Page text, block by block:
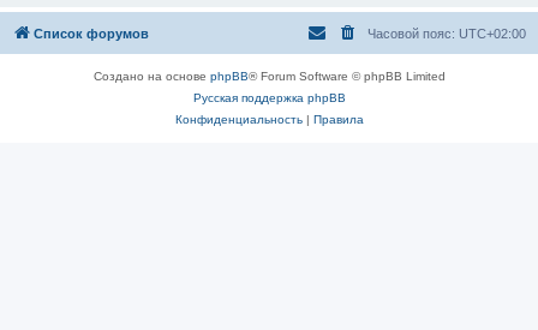
Список форумов Часовой пояс: UTC+02:00
Создано на основе phpBB® Forum Software © phpBB Limited
Русская поддержка phpBB
Конфиденциальность| Правила